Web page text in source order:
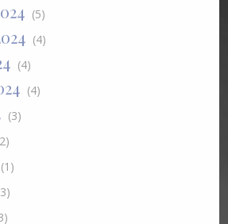
(5)
(4)
(4)
(4)
(3)
(1)